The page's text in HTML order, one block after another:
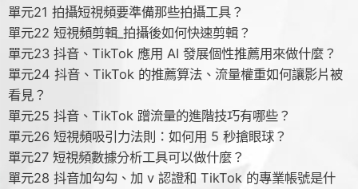
單元21 拍攝短視頻要準備那些拍攝工具？
單元22 短視頻剪輯_拍攝後如何快速剪輯？
單元23 抖音、TikTok 應用 AI 發展個性推薦用來做什麼？
單元24 抖音、TikTok 的推薦算法、流量權重如何讓影片被
看見？
單元25 抖音、TikTok 蹭流量的進階技巧有哪些？
單元26 短視頻吸引力法則：如何用 5 秒搶眼球？
單元27 短視頻數據分析工具可以做什麼？
單元28 抖音加勾勾、加 v 認證和 TikTok 的專業帳號是什